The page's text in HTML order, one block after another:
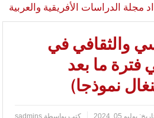
مجلة الدراسات الأفريقية والعربية
والثقافي في
فترة ما بعد
نموذجا)
كتب بواسطة sadmins
يوليو 05, 2024